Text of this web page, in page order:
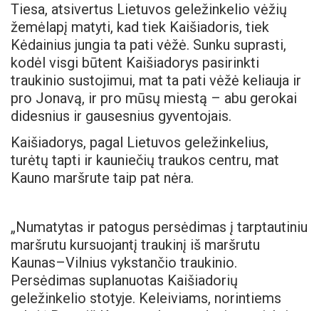
Tiesa, atsivertus Lietuvos geležinkelio vėžių
žemėlapį matyti, kad tiek Kaišiadoris, tiek
Kėdainius jungia ta pati vėžė. Sunku suprasti,
kodėl visgi būtent Kaišiadorys pasirinkti
traukinio sustojimui, mat ta pati vėžė keliauja ir
pro Jonavą, ir pro mūsų miestą – abu gerokai
didesnius ir gausesnius gyventojais.
Kaišiadorys, pagal Lietuvos geležinkelius,
turėtų tapti ir kauniečių traukos centru, mat
Kauno maršrute taip pat nėra.
„Numatytas ir patogus persėdimas į tarptautiniu
maršrutu kursuojantį traukinį iš maršrutu
Kaunas–Vilnius vykstančio traukinio.
Persėdimas suplanuotas Kaišiadorių
geležinkelio stotyje. Keleiviams, norintiems